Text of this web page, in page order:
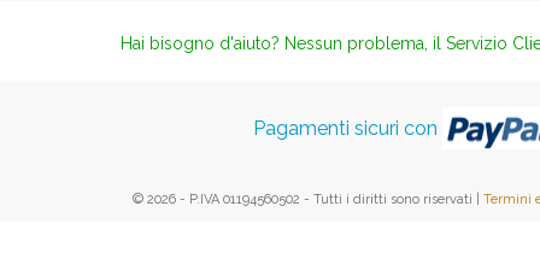
Hai bisogno d'aiuto? Nessun problema, il Servizio
Pagamenti sicuri con
© 2026 - P.IVA 01194560502 - Tutti i diritti sono riservati | Termini